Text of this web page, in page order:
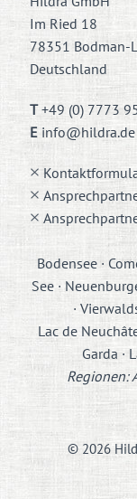
Im Ried 18
78351 Bodman-
Deutschland
T +49 (0) 7773
E info@hildra.de
Bodensee ·
See ·
·
Lac de
Garda ·
Regionen:
© 2026